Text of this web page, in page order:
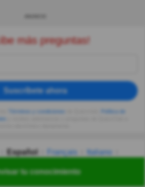
tu conocimiento
más preguntas!
Suscríbete ahora
Español Français
Italiano
हिन्दी 한국어 汉语